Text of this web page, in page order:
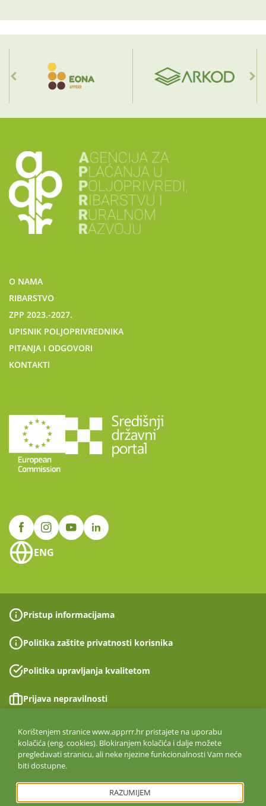
O NAMA
RIBARSTVO
ZPP 2023.-2027.
UPISNIK POLJOPRIVREDNIKA
PITANJA I ODGOVORI
KONTAKTI
ENG
Pristup informacijama
Politika zaštite privatnosti korisnika
Politika upravljanja kvalitetom
Prijava nepravilnosti
Izjava o pristupačnosti
Politika informacijske sigurnosti
ISO 27001:2022
Korištenjem stranice www.apprrr.hr pristajete na uporabu
kolačića (eng. cookies). Blokiranjem kolačića i dalje možete
pregledavati stranicu, ali neke njezine funkcionalnosti Vam neće
biti dostupne.
RAZUMIJEM